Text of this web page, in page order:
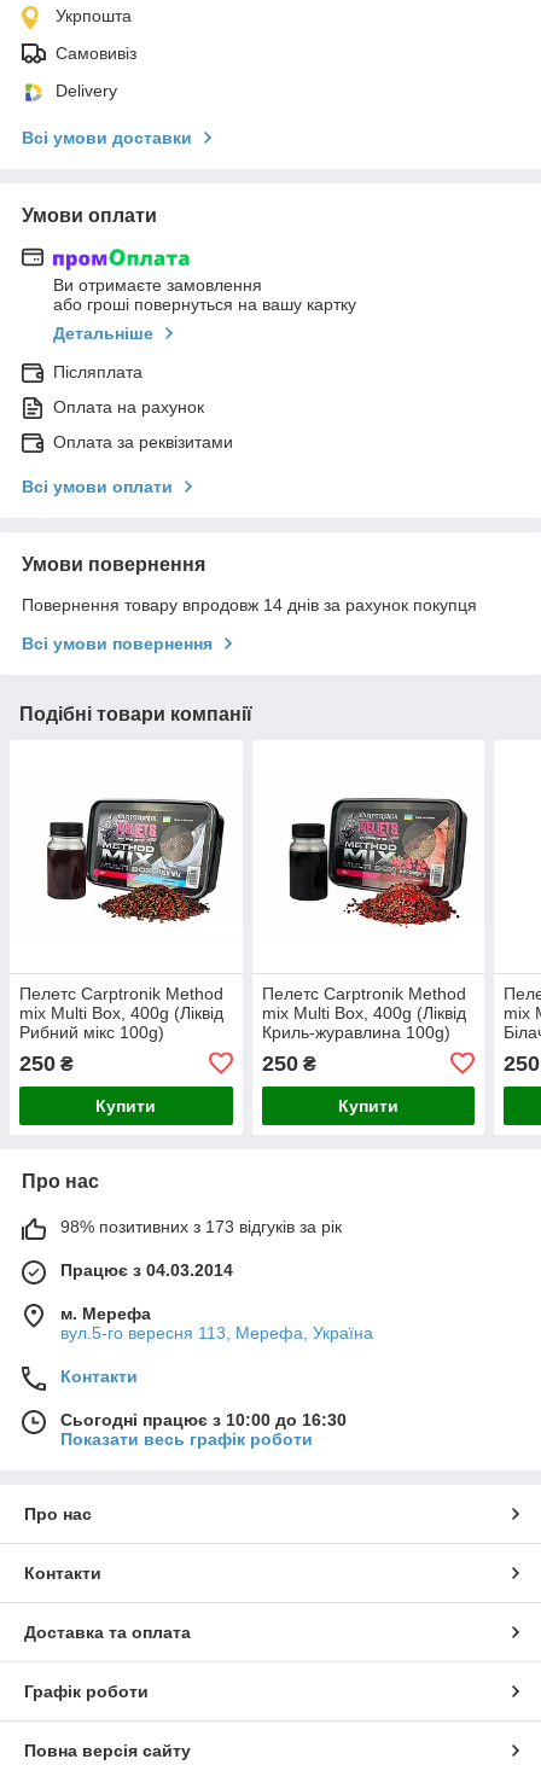
Укрпошта
Самовивіз
Delivery
Всі умови доставки
Умови оплати
Ви отримаєте замовлення
або гроші повернуться на вашу картку
Детальніше
Післяплата
Оплата на рахунок
Оплата за реквізитами
Всі умови оплати
Умови повернення
Повернення товару впродовж 14 днів за рахунок покупця
Всі умови повернення
Подібні товари компанії
Пелетс Carptronik Method
mix Multi Box, 400g (Ліквід
Рибний мікс 100g)
250 ₴
Купити
Пелетс Carptronik Method
mix Multi Box, 400g (Ліквід
Криль-журавлина 100g)
250₴
Купити
mix
250
Про нас
98% позитивних з 173 відгуків за рік
Працює з 04.03.2014
м. Мерефа
вул.5-го вересня 113, Мерефа, Україна
Контакти
Сьогодні працює з 10:00 до 16:30
Показати весь графік роботи
Про нас
Контакти
Доставка та оплата
Графік роботи
Повна версія сайту